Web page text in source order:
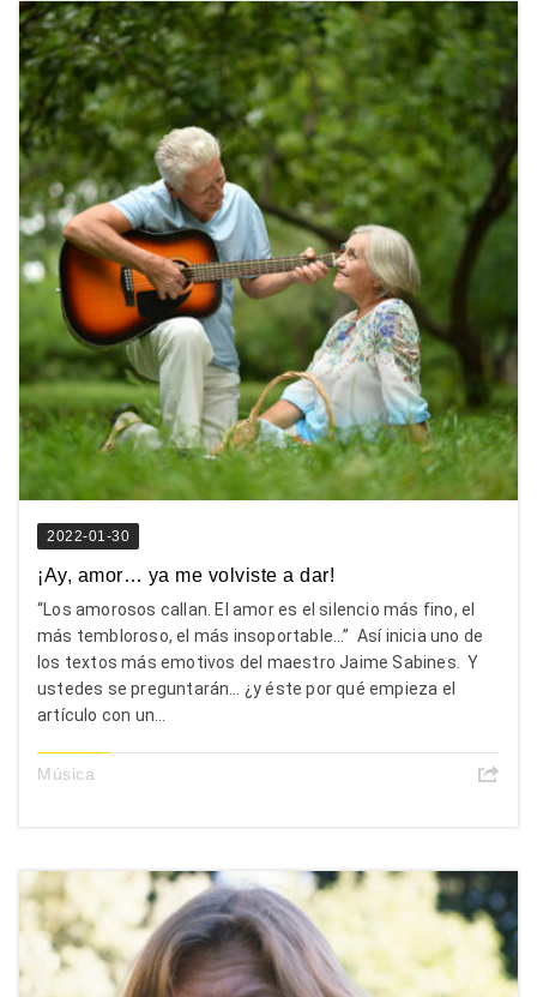
2022-01-30
¡Ay, amor… ya me volviste a dar!
“Los amorosos callan. El amor es el silencio más fino, el
más tembloroso, el más insoportable…” Así inicia uno de
los textos más emotivos del maestro Jaime Sabines. Y
ustedes se preguntarán… ¿y éste por qué empieza el
artículo con un...
Música